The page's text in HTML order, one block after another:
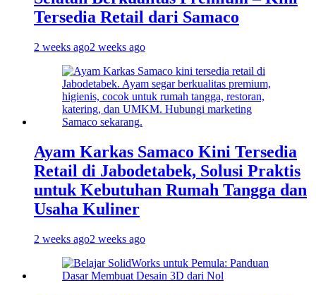
Tersedia Retail dari Samaco
2 weeks ago2 weeks ago
Ayam Karkas Samaco Kini Tersedia
Retail di Jabodetabek, Solusi Praktis
untuk Kebutuhan Rumah Tangga dan
Usaha Kuliner
2 weeks ago2 weeks ago